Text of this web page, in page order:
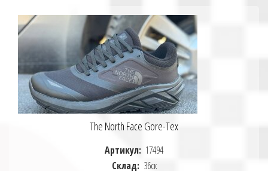
The North Face Gore-Tex
Артикул: 17494
Склад: 36ск